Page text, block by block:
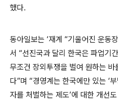
했다.
동아일보는 ‘재계 “기울어진 운동
서 “선진국과 달리 한국은 파업기
무조건 장외투쟁을 벌여 원하는
다”며 “경영계는 한국에만 있는 ‘
자를 처벌하는 제도’에 대한 개선